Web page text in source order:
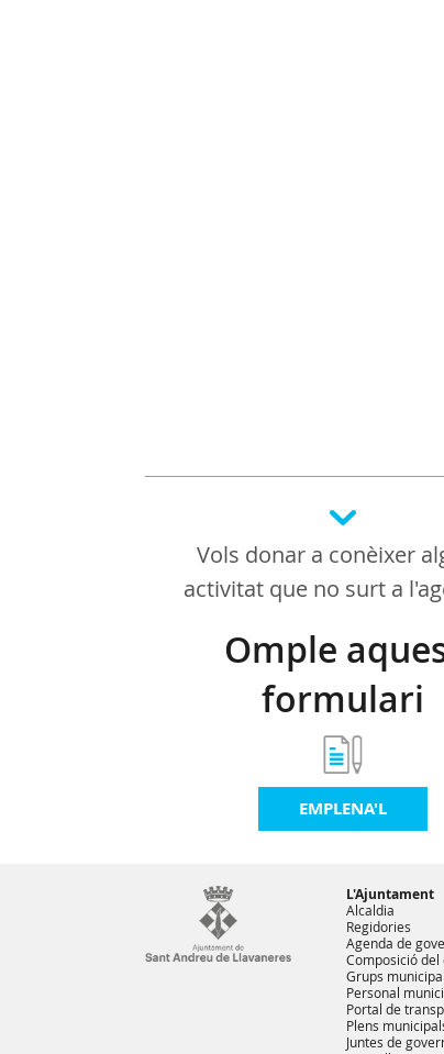
Vols donar a conèixer
activitat que no surt a
Omple
formulari
EMPLENA'L
L'Ajuntament
Alcaldia
Regidories
Agenda de
Composició del
Grups
Personal
Portal de
Plens
Juntes de